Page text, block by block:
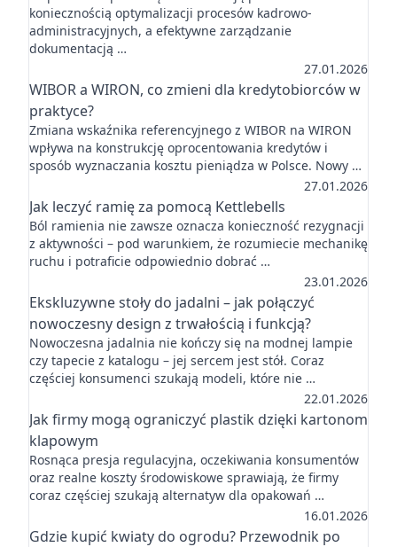
koniecznością optymalizacji procesów kadrowo-
administracyjnych, a efektywne zarządzanie
dokumentacją …
27.01.2026
WIBOR a WIRON, co zmieni dla kredytobiorców w
praktyce?
Zmiana wskaźnika referencyjnego z WIBOR na WIRON
wpływa na konstrukcję oprocentowania kredytów i
sposób wyznaczania kosztu pieniądza w Polsce. Nowy …
27.01.2026
Jak leczyć ramię za pomocą Kettlebells
Ból ramienia nie zawsze oznacza konieczność rezygnacji
z aktywności – pod warunkiem, że rozumiecie mechanikę
ruchu i potraficie odpowiednio dobrać …
23.01.2026
Ekskluzywne stoły do jadalni – jak połączyć
nowoczesny design z trwałością i funkcją?
Nowoczesna jadalnia nie kończy się na modnej lampie
czy tapecie z katalogu – jej sercem jest stół. Coraz
częściej konsumenci szukają modeli, które nie …
22.01.2026
Jak firmy mogą ograniczyć plastik dzięki kartonom
klapowym
Rosnąca presja regulacyjna, oczekiwania konsumentów
oraz realne koszty środowiskowe sprawiają, że firmy
coraz częściej szukają alternatyw dla opakowań …
16.01.2026
Gdzie kupić kwiaty do ogrodu? Przewodnik po